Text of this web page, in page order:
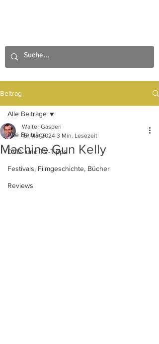
Beitrag
Alle Beiträge
DVD- und TV-Tipps
Festivals, Filmgeschichte, Bücher
Reviews
Alle Beiträge
Machine Gun Kelly
Walter Gasperi
15. Mai 2024 3 Min. Lesezeit